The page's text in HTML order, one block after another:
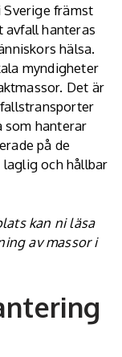
Sverige främst
avfall hanteras
hälsa.
myndigheter
Det är
som hanterar
på de
och hållbar
kan ni läsa
av massor i